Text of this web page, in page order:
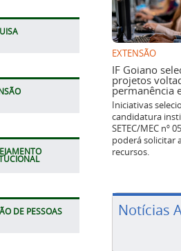
DE PESSOAS
EXTENSÃO
IF Goiano
projetos
permanência
Iniciativas
candidatura
SETEC/MEC nº
poderá solicitar
recursos.
Notícias